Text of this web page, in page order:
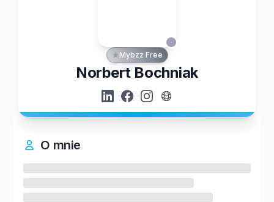
Mybzz Free
Norbert Bochniak
O mnie